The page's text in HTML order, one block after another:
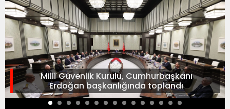
Millî Güvenlik Kurulu, Cumhurbaşkanı
Erdoğan başkanlığında toplandı